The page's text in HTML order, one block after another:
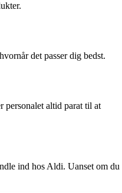
det passer dig bedst.
personalet altid parat til at
ind hos Aldi. Uanset om du